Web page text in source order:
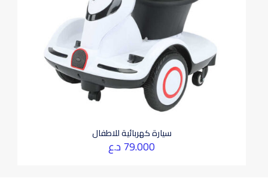
سيارة كهربائية للاطفال
79.000د.ع